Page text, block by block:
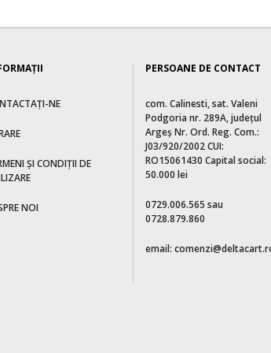
NE
ȘI CONDIȚII DE
NOI
PERSOANE DE CONTACT
com. Calinesti, sat. Valeni
Podgoria nr. 289A, judeţul
Argeş Nr. Ord. Reg. Com.:
J03/920/2002 CUI:
RO15061430 Capital social:
50.000 lei
0729.006.565 sau
0728.879.860
email: